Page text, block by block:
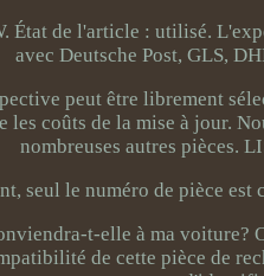
État de l'article : utilisé.
avec Deutsche Post, GLS,
peut être librement
les coûts de la mise à jour.
nombreuses autres pièces.
seul le numéro de pièce
t-elle à ma voiture?
de cette pièce de